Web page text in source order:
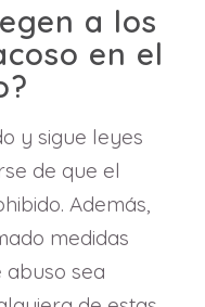
a los
en el
y sigue leyes
de que el
Además,
medidas
sea